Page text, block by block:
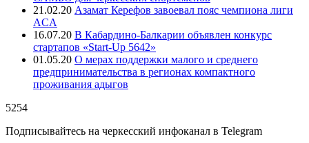
21.02.20 Азамат Керефов завоевал пояс чемпиона лиги
ACA
16.07.20 В Кабардино-Балкарии объявлен конкурс
стартапов «Start-Up 5642»
01.05.20 О мерах поддержки малого и среднего
предпринимательства в регионах компактного
проживания адыгов
5254
Подписывайтесь на черкесский инфоканал в Telegram